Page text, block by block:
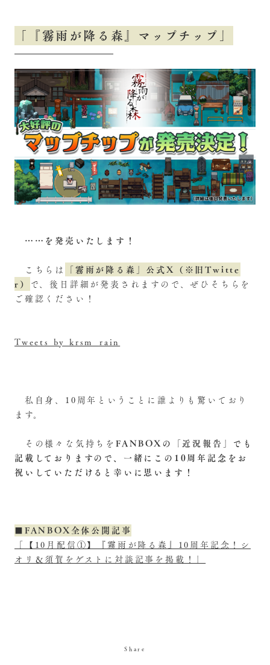
「『霧雨が降る森』マップチップ」
……を発売いたします！
こちらは 「霧雨が降る森」公式X（※旧Twitte
r） で、後日詳細が発表されますので、ぜひそちらを
ご確認ください！
Tweets by krsm_rain
私自身、10周年ということに誰よりも驚いており
ます。
その様々な気持ちを FANBOXの「近況報告」でも
記載しておりますので、一緒にこの10周年記念をお
祝いしていただけると幸いに思います！
■FANBOX全体公開記事
「【10月配信①】『霧雨が降る森』10周年記念！シ
オリ＆須賀をゲストに対談記事を掲載！」
Share